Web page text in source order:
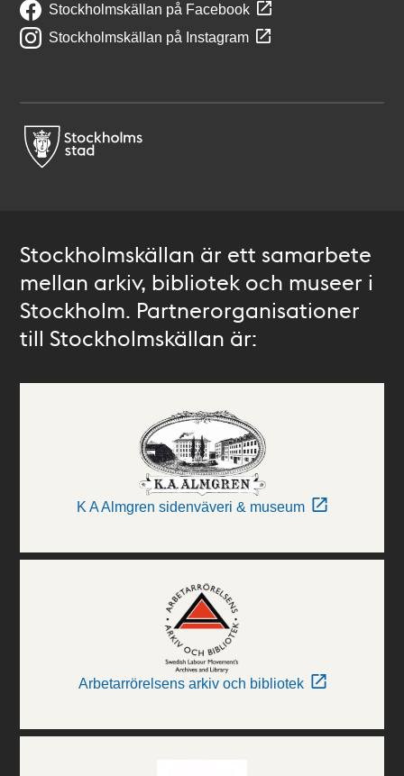
Stockholmskällan på Facebook
Stockholmskällan på Instagram
Stockholmskällan är ett samarbete
mellan arkiv, bibliotek och museer i
Stockholm. Partnerorganisationer
till Stockholmskällan är:
K A Almgren sidenväveri & museum
Arbetarrörelsens arkiv och bibliotek